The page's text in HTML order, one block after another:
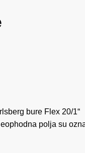
bure Flex 20/1“
polja su